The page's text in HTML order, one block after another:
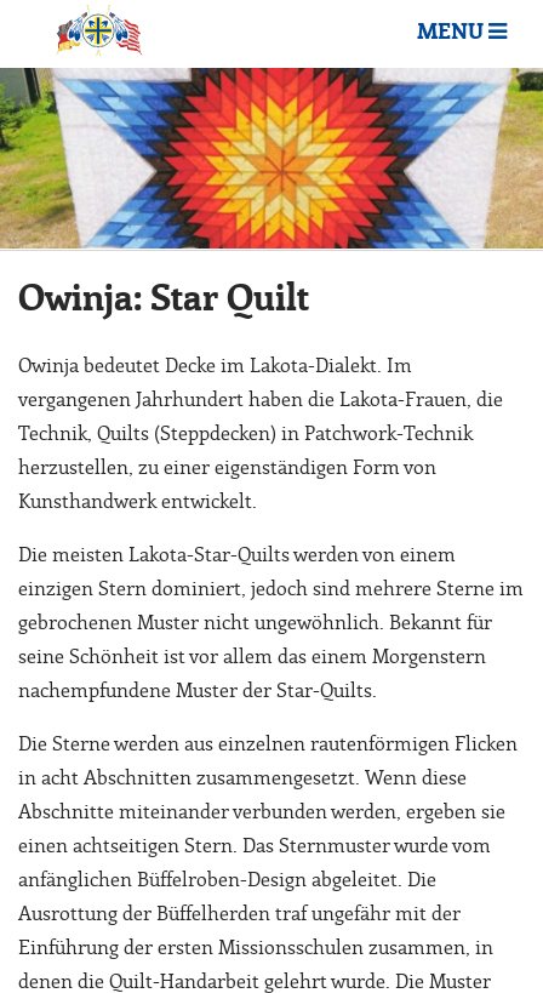
MENU
Owinja: Star Quilt
Owinja bedeutet Decke im Lakota-Dialekt. Im
vergangenen Jahrhundert haben die Lakota-Frauen, die
Technik, Quilts (Steppdecken) in Patchwork-Technik
herzustellen, zu einer eigenständigen Form von
Kunsthandwerk entwickelt.
Die meisten Lakota-Star-Quilts werden von einem
einzigen Stern dominiert, jedoch sind mehrere Sterne im
gebrochenen Muster nicht ungewöhnlich. Bekannt für
seine Schönheit ist vor allem das einem Morgenstern
nachempfundene Muster der Star-Quilts.
Die Sterne werden aus einzelnen rautenförmigen Flicken
in acht Abschnitten zusammengesetzt. Wenn diese
Abschnitte miteinander verbunden werden, ergeben sie
einen achtseitigen Stern. Das Sternmuster wurde vom
anfänglichen Büffelroben-Design abgeleitet. Die
Ausrottung der Büffelherden traf ungefähr mit der
Einführung der ersten Missionsschulen zusammen, in
denen die Quilt-Handarbeit gelehrt wurde. Die Muster